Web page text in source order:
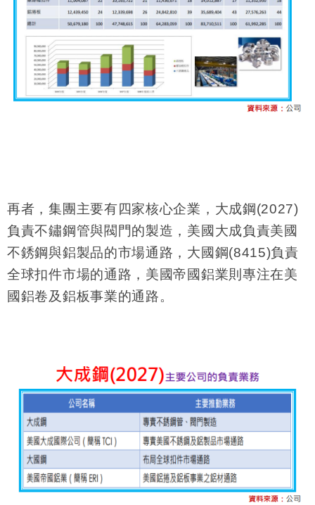
再者，集團主要有四家核心企業，大成鋼(2027)
負責不鏽鋼管與閥門的製造，美國大成負責美國
不銹鋼與鋁製品的市場通路，大國鋼(8415)負責
全球扣件市場的通路，美國帝國鋁業則專注在美
國鋁卷及鋁板事業的通路。